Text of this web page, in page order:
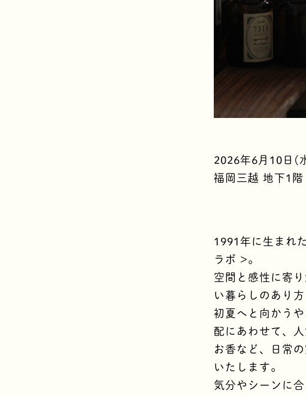
2026年6月10日(
福岡三越 地下1
1991年に生まれ
ラボ >。
空間と感性に寄
い暮らしのあり
初夏へと向かう
配にあわせて、
お香など、日常
いたします。
気分やシーンに